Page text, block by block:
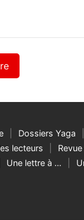
Dossiers Yaga
lecteurs
Une lettre à …